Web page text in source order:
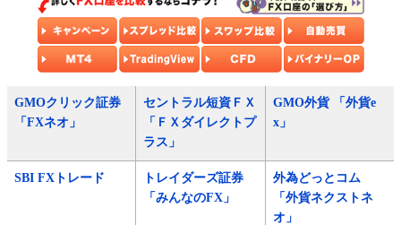
GMOクリック証券
「FXネオ」
セントラル短資ＦＸ
「ＦＸダイレクトプ
ラス」
GMO外貨 「外貨e
x」
SBI FXトレード
トレイダーズ証券
「みんなのFX」
外為どっとコム
「外貨ネクストネ
オ」